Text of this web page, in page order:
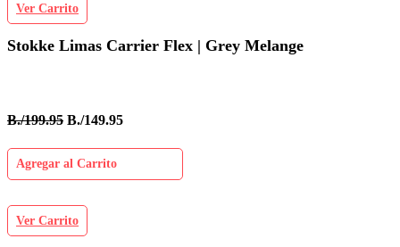
Ver Carrito
Stokke Limas Carrier Flex | Grey Melange
B./199.95 B./149.95
Agregar al Carrito
Ver Carrito